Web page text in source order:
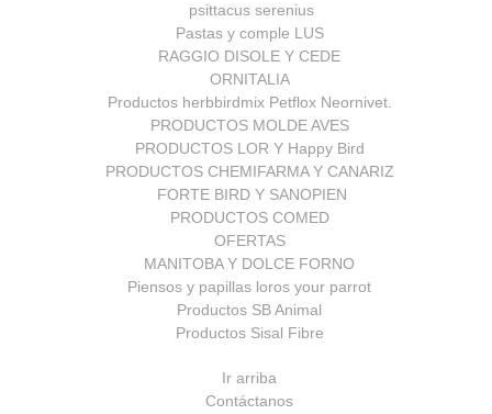
psittacus serenius
Pastas y comple LUS
RAGGIO DISOLE Y CEDE
ORNITALIA
Productos herbbirdmix Petflox Neornivet.
PRODUCTOS MOLDE AVES
PRODUCTOS LOR Y Happy Bird
PRODUCTOS CHEMIFARMA Y CANARIZ
FORTE BIRD Y SANOPIEN
PRODUCTOS COMED
OFERTAS
MANITOBA Y DOLCE FORNO
Piensos y papillas loros your parrot
Productos SB Animal
Productos Sisal Fibre
Ir arriba
Contáctanos